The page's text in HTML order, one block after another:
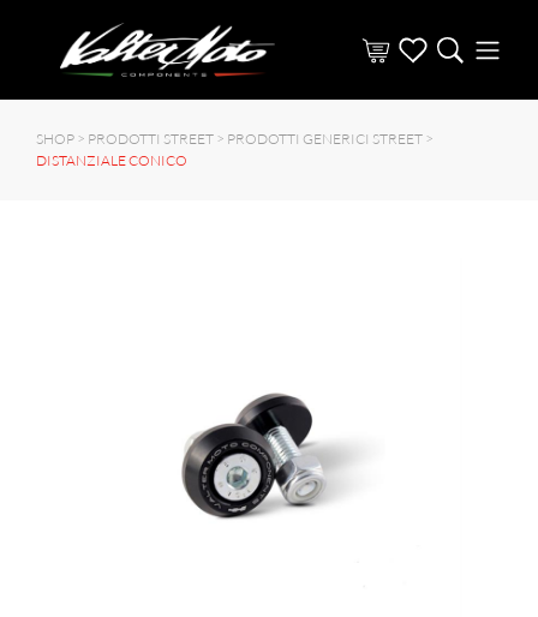
SHOP > PRODOTTI STREET > PRODOTTI GENERICI STREET >
DISTANZIALE CONICO